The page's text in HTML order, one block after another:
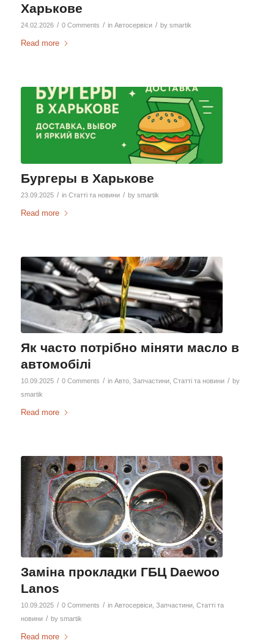
Харькове
24.02.2026 / 0 Comments / in Автосервіси / by smartik
Read more
Бургеры в Харькове
23.09.2025 / in Статті та новини / by smartik
Read more
Як часто потрібно міняти масло в
автомобілі
10.09.2025 / 0 Comments / in Авто, Запчастини, Статті та новини / by
smartik
Read more
Заміна прокладки ГБЦ Daewoo
Lanos
10.09.2025 / 0 Comments / in Автосервіси, Запчастини, Статті та
новини / by smartik
Read more